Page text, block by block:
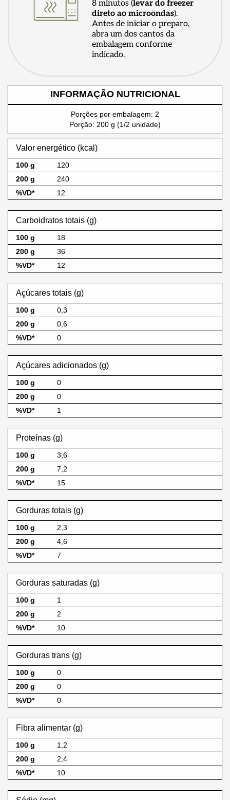
8 minutos (levar do freezer
direto ao microondas).
Antes de iniciar o preparo,
abra um dos cantos da
embalagem conforme
indicado.
INFORMAÇÃO NUTRICIONAL
Porções por embalagem: 2
Porção: 200 g (1/2 unidade)
Valor energético (kcal)
120
240
12
Carboidratos totais (g)
18
36
12
Açúcares totais (g)
0,3
0,6
0
Açúcares adicionados (g)
0
0
1
Proteínas (g)
3,6
7,2
15
Gorduras totais (g)
2,3
4,6
7
Gorduras saturadas (g)
1
2
10
Gorduras trans (g)
0
0
0
Fibra alimentar (g)
1,2
2,4
10